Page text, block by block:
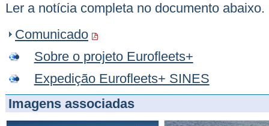
Ler a notícia completa no documento abaixo.
Comunicado
Sobre o projeto Eurofleets+
Expedição Eurofleets+ SINES
Imagens associadas